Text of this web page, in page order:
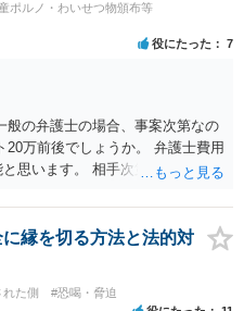
ポルノ・わいせつ物頒布等
役にたった 7
の弁護士の場合、事案次第なの
万前後でしょうか。 弁護士費用
思います。 相手次第ですね。
縁を切る方法と法的対
れた側 #恐喝・脅迫